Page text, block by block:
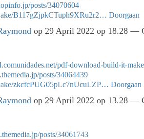
posts/34070604
B117gZjpkCTuph9XRu2r2… Doorgaan
op 29 April 2022 op 18.28 —
pdf-download-build-it-
posts/34064439
zkcfcPUG05pLc7nUcuLZP… Doorgaan
op 29 April 2022 op 13.28 —
posts/34061743